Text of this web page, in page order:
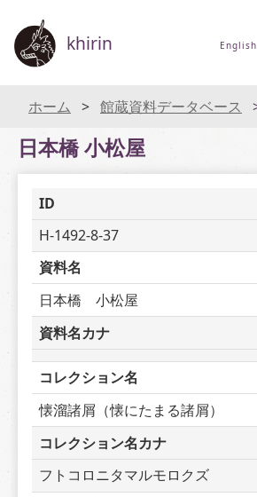
khirin English
ホーム 館蔵資料データベース
日本橋 小松屋
ID
H-1492-8-37
資料名
日本橋　小松屋
資料名カナ
コレクション名
懐溜諸屑（懐にたまる諸屑）
コレクション名カナ
フトコロニタマルモロクズ